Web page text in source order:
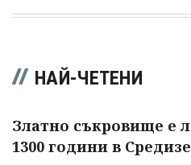
НАЙ-ЧЕТЕНИ
Златно съкровище е
1300 години в